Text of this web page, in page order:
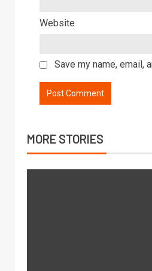
Website
Save my name, email,
MORE STORIES